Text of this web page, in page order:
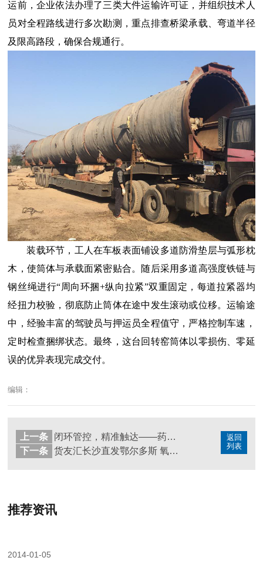
运前，企业依法办理了三类大件运输许可证，并组织技术人
员对全程路线进行多次勘测，重点排查桥梁承载、弯道半径
及限高路段，确保合规通行。
装载环节，工人在车板表面铺设多道防滑垫层与弧形枕
木，使筒体与承载面紧密贴合。随后采用多道高强度铁链与
钢丝绳进行“周向环捆+纵向拉紧”双重固定，每道拉紧器均
经扭力校验，彻底防止筒体在途中发生滚动或位移。运输途
中，经验丰富的驾驶员与押运员全程值守，严格控制车速，
定时检查捆绑状态。最终，这台回转窑筒体以零损伤、零延
误的优异表现完成交付。
编辑：
返回
列表
上一条
闭环管控，精准触达——药品运输的“安全方程式”
下一条
货友汇长沙直发鄂尔多斯 氧化锆珠托盘货安全直达
推荐资讯
2014-01-05